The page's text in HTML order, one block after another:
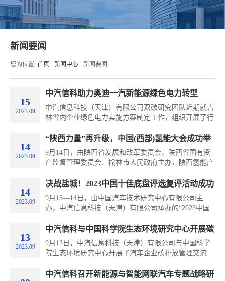
新闻要闻
您的位置: 首页 - 新闻中心 - 新闻要闻
15
2023.09
中汽信科助力奥迪一汽新能源绿色电力转型
中汽信息科技（天津）有限公司双碳研究团队近期就吉
林省内企业绿色电力实施方案制定工作，组织开展了行
绿色能源转型目标。
14
2023.09
“陕西力量”再升级，中国(西部)氢能大会成功举
办
9月14日，由陕西省发展和改革委员会、陕西省国有资
产监督管理委员会、榆林市人民政府主办，陕西氢能产
中国（西部）氢能大会在榆林市会展中心开幕。
14
2023.09
决战盐城！2023中国十佳底盘评选复评活动成功
举办
9月13—14日，由中国汽车技术研究中心有限公司主
办，中汽信息科技（天津）有限公司承办的“2023中国
试验场股份有限公司举行。本次复评联合行业权威机
构、高校等技术力量，共同打造行业底盘领域的专业技
术交流平。
13
2023.09
中汽信科与中国科学院生态环境研究中心开展碳
管理工作交流
9月13日，中汽信息科技（天津）有限公司与中国科学
院生态环境研究中心开展了汽车企业碳排放管理交流
展，并就汽车企业碳排放管理的相关问题进行了交流讨
中汽信科召开新能源与智能网联汽车专题战略研